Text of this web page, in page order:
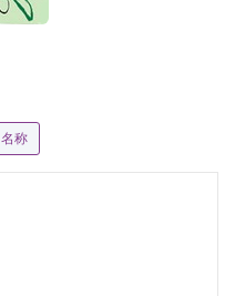
称